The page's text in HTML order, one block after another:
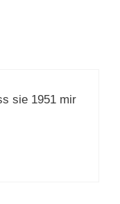
sie 1951 mir